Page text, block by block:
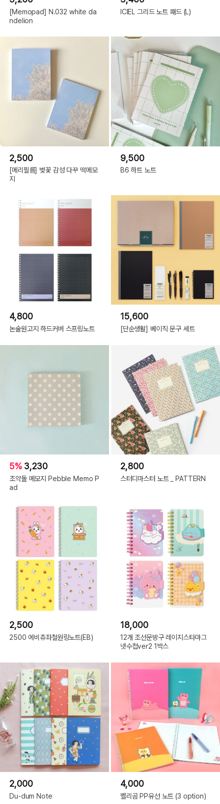
[Memopad] N.032 white da
ndelion
ICIEL 그리드 노트 패드 (L)
2,500
[메리필름] 벚꽃 감성 다꾸 떡메모
지
9,500
B6 하트 노트
4,800
논술원고지 하드커버 스프링노트
15,600
[단순생활] 베이직 문구 세트
5% 3,230
조약돌 메모지 Pebble Memo P
ad
2,800
스터디마스터 노트 _ PATTERN
2,500
2500 에비츄좌철원링노트(EB)
18,000
12개 조선문방구 레이지스타마그
넷수첩ver2 1박스
2,000
Du-dum Note
4,000
벨리곰 PP유선 노트 (3 option)